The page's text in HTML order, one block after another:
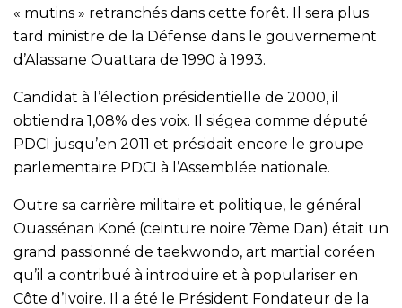
« mutins » retranchés dans cette forêt. Il sera plus
tard ministre de la Défense dans le gouvernement
d’Alassane Ouattara de 1990 à 1993.
Candidat à l’élection présidentielle de 2000, il
obtiendra 1,08% des voix. Il siégea comme député
PDCI jusqu’en 2011 et présidait encore le groupe
parlementaire PDCI à l’Assemblée nationale.
Outre sa carrière militaire et politique, le général
Ouassénan Koné (ceinture noire 7ème Dan) était un
grand passionné de taekwondo, art martial coréen
qu’il a contribué à introduire et à populariser en
Côte d’Ivoire. Il a été le Président Fondateur de la